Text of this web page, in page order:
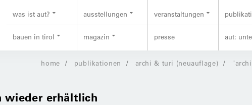
was ist aut? ausstellungen veranstaltungen
bauen in tirol magazin presse aut:
home publikationen archi & turi (neuauflage)
wieder erhältlich